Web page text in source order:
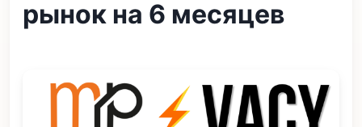
рынок на 6 месяцев